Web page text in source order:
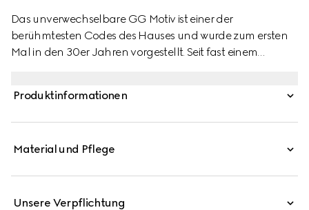
Das unverwechselbare GG Motiv ist einer der
berühmtesten Codes des Hauses und wurde zum ersten
Mal in den 30er Jahren vorgestellt. Seit fast einem
karierten Variante alle Blicke auf sich.
Produktinformationen
Material und Pflege
Unsere Verpflichtung